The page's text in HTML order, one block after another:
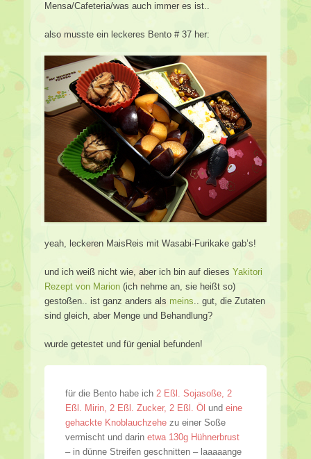
Mensa/Cafeteria/was auch immer es ist..
also musste ein leckeres Bento # 37 her:
yeah, leckeren MaisReis mit Wasabi-Furikake gab’s!
und ich weiß nicht wie, aber ich bin auf dieses Yakitori
Rezept von Marion (ich nehme an, sie heißt so)
gestoßen.. ist ganz anders als meins.. gut, die Zutaten
sind gleich, aber Menge und Behandlung?
wurde getestet und für genial befunden!
für die Bento habe ich 2 Eßl. Sojasoße, 2
Eßl. Mirin, 2 Eßl. Zucker, 2 Eßl. Öl und eine
gehackte Knoblauchzehe zu einer Soße
vermischt und darin etwa 130g Hühnerbrust
– in dünne Streifen geschnitten – laaaaange